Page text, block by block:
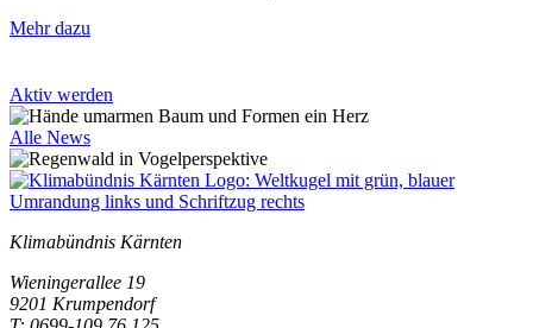
Mehr dazu
Aktiv werden
Alle News
Klimabündnis Kärnten
Wieningerallee 19
9201 Krumpendorf